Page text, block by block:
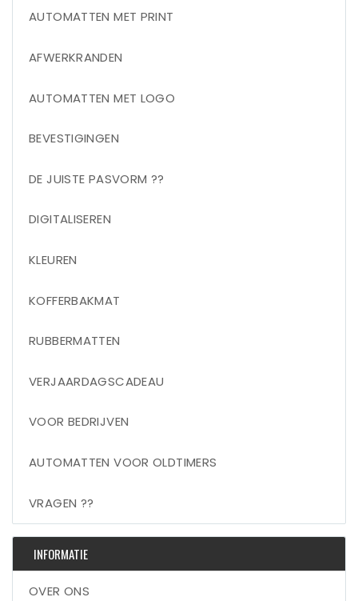
AUTOMATTEN MET PRINT
AFWERKRANDEN
AUTOMATTEN MET LOGO
BEVESTIGINGEN
DE JUISTE PASVORM ??
DIGITALISEREN
KLEUREN
KOFFERBAKMAT
RUBBERMATTEN
VERJAARDAGSCADEAU
VOOR BEDRIJVEN
AUTOMATTEN VOOR OLDTIMERS
VRAGEN ??
INFORMATIE
OVER ONS